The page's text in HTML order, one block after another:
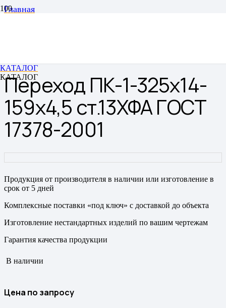
КАТАЛОГ
КАТАЛОГ
Главная
Переход ПК-1-325х14-
159х4,5 ст.13ХФА ГОСТ
17378-2001
Продукция от производителя в наличии или изготовление в
срок от 5 дней
Комплексные поставки «под ключ» с доставкой до объекта
Изготовление нестандартных изделий по вашим чертежам
Гарантия качества продукции
В наличии
Цена по запросу